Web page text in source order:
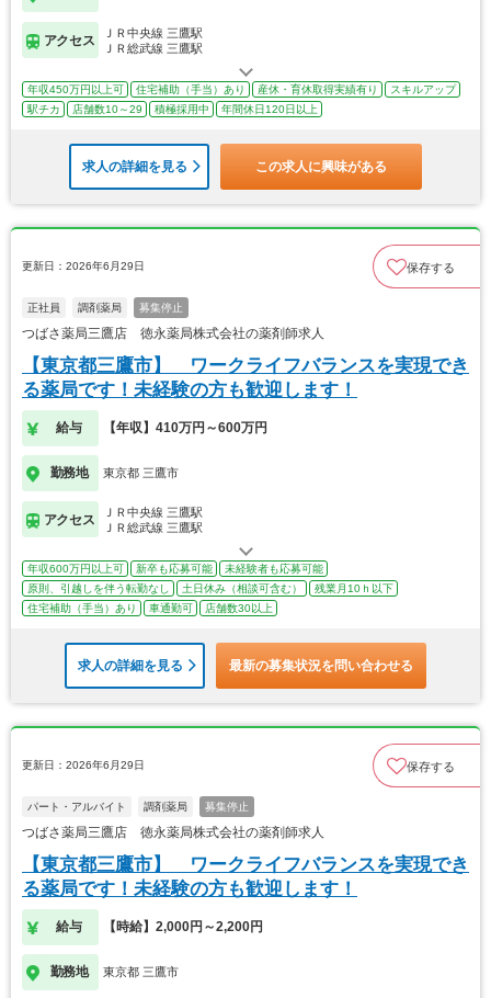
アクセス
ＪＲ中央線 三鷹駅
ＪＲ総武線 三鷹駅
年収450万円以上可 住宅補助（手当）あり 産休・育休取得実績有り
スキルアップ
駅チカ
店舗数10～29 積極採用中 年間休日120日以上
求人の詳細を見る この求人に興味がある
更新日：2026年6月29日 保存する
正社員 調剤薬局 募集停止
つばさ薬局三鷹店 徳永薬局株式会社の薬剤師求人
【東京都三鷹市】 ワークライフバランスを実現でき
る薬局です！未経験の方も歓迎します！
給与 【年収】410万円～600万円
勤務地 東京都 三鷹市
アクセス
ＪＲ中央線 三鷹駅
ＪＲ総武線 三鷹駅
年収600万円以上可 新卒も応募可能
未経験者も応募可能
原則、引越しを伴う転勤なし
土日休み（相談可含む）
残業月10ｈ以下
住宅補助（手当）あり
車通勤可 店舗数30以上
求人の詳細を見る 最新の募集状況を問い合わせる
更新日：2026年6月29日 保存する
パート・アルバイト 調剤薬局 募集停止
つばさ薬局三鷹店 徳永薬局株式会社の薬剤師求人
【東京都三鷹市】 ワークライフバランスを実現でき
る薬局です！未経験の方も歓迎します！
給与 【時給】2,000円～2,200円
勤務地 東京都 三鷹市